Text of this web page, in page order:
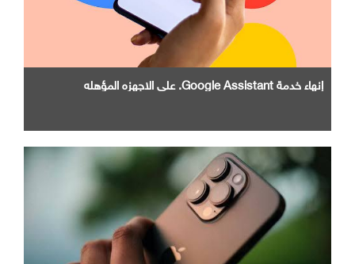
إنهاء خدمة Google Assistant. علي الاجهزه المؤهله